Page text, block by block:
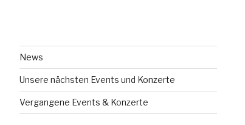
News
Unsere nächsten Events und Konzerte
Vergangene Events & Konzerte